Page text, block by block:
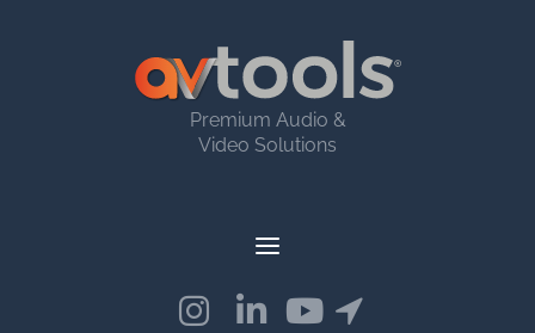
Premium Audio &
Video Solutions